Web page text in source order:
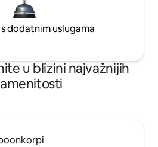
dodatnim uslugama
u blizini najvažnijih